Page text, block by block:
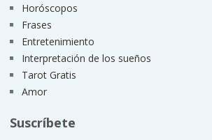
Horóscopos
Frases
Entretenimiento
Interpretación de los sueños
Tarot Gratis
Amor
Suscríbete